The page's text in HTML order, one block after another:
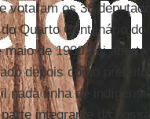
votaram os 38
Quarto Centenário do
de 1900, foi
depois como
nada tinha de
integrante da